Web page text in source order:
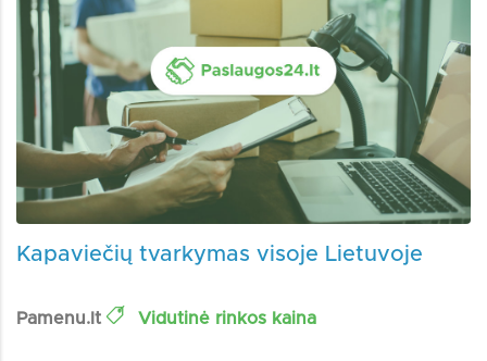
Kapaviečių tvarkymas visoje Lietuvoje
Pamenu.lt Vidutinė rinkos kaina